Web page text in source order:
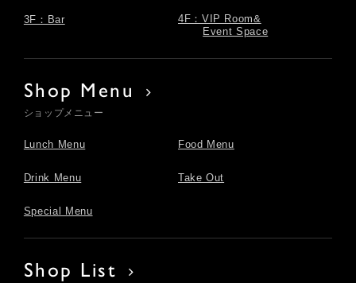
3F：Bar
4F：VIP Room&
Event Space
Shop Menu
ショップメニュー
Lunch Menu Food Menu
Drink Menu Take Out
Special Menu
Shop List